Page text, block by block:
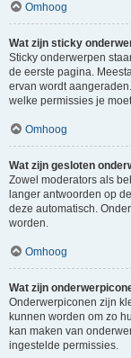
Omhoog
Wat zijn sticky
Sticky onderwerpen
de eerste pagina.
ervan wordt
welke permissies je
Omhoog
Wat zijn gesloten
Zowel moderators als
langer antwoorden op
deze automatisch.
worden.
Omhoog
Wat zijn
Onderwerpiconen zijn
kunnen worden om zo
kan maken van
ingestelde permissies.